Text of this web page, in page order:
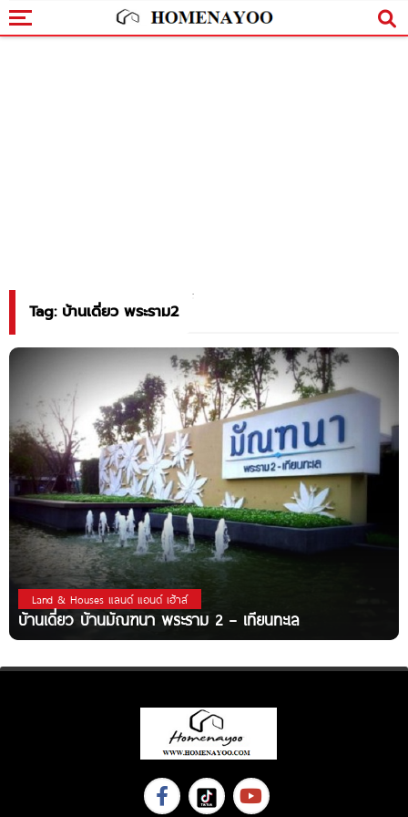
Tag: บ้านเดี่ยว พระราม2
Land & Houses แลนด์ แอนด์ เฮ้าส์
บ้านเดี่ยว บ้านมัณฑนา พระราม 2 – เทียนทะเล